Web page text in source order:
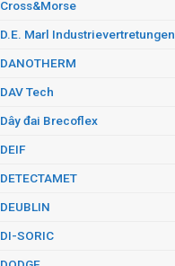
Cross&Morse
D.E. Marl Industrievertretungen
DANOTHERM
DAV Tech
Dây đai Brecoflex
DEIF
DETECTAMET
DEUBLIN
DI-SORIC